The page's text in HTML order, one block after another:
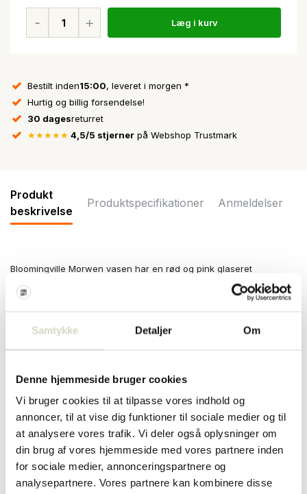
Samtykke Detaljer Om
Denne hjemmeside bruger cookies
Vi bruger cookies til at tilpasse vores indhold og
annoncer, til at vise dig funktioner til sociale medier og til
at analysere vores trafik. Vi deler også oplysninger om
din brug af vores hjemmeside med vores partnere inden
for sociale medier, annonceringspartnere og
analysepartnere. Vores partnere kan kombinere disse
Læg i kurv
Bestilt inden15:00, leveret i morgen *
Hurtig og billig forsendelse!
30 dagesreturret
★★★★★ 4,5/5 stjerner på Webshop Trustmark
Produkt
beskrivelse
Produktspecifikationer Anmeldelser
Bloomingville Morwen vasen har en rød og pink glaseret
overflade, med kontinuerlige, bølgede lag, som giver en dynamisk
tekstur. Det udtryksfulde design fanger øjet og gør vasen til et
Mål: diameter 22 x højde 16 cm
PRODUKTSPECIFIKATIONER
Varenummer 82061349
SKU 82061349